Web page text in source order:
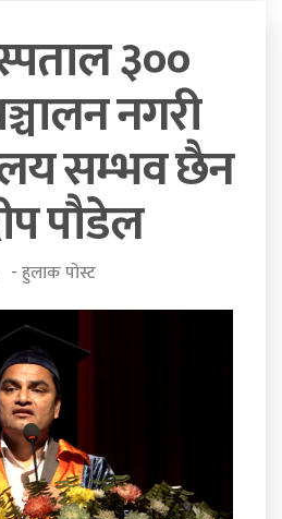
३००
नगरी
सम्भव छैन
पौडेल
-हुलाक पोस्ट